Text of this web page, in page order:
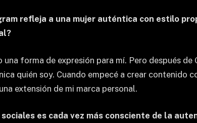
refleja a una mujer auténtica con estilo
una forma de expresión para mí. Pero después
quién soy. Cuando empecé a crear contenido
extensión de mi marca personal.
es cada vez más consciente de la